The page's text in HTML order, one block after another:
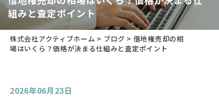
組みと査定ポイント
株式会社アクティブホーム > ブログ > 借地権売却の相
場はいくら？価格が決まる仕組みと査定ポイント
2026年06月23日